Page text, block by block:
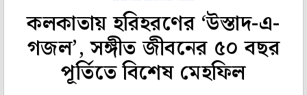
কলকাতায় হরিহরণের ‘উস্তাদ-এ-
গজল’, সঙ্গীত জীবনের ৫০ বছর
পূর্তিতে বিশেষ মেহফিল